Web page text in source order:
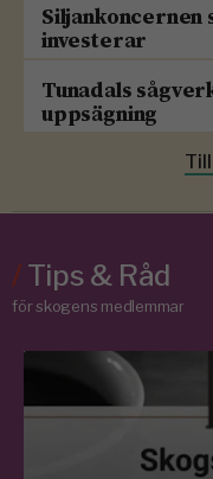
investerar
Tunadals
uppsägning
Till
/Tips & Råd
för skogens medlemmar